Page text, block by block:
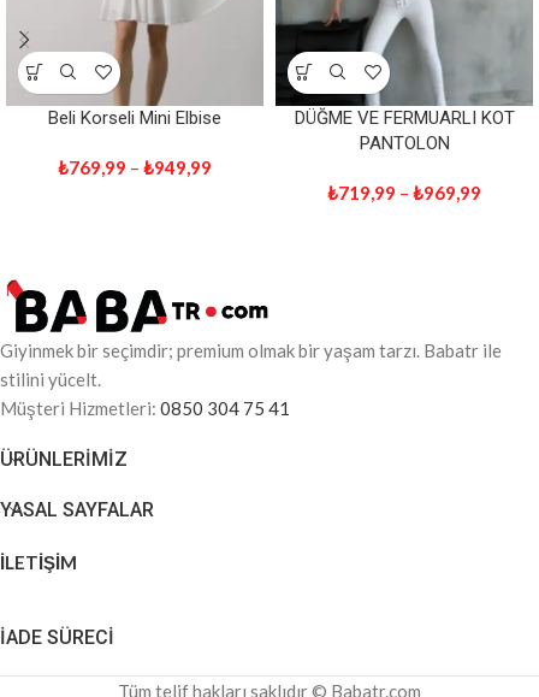
Beli Korseli Mini Elbise
₺769,99 – ₺949,99
DÜĞME VE FERMUARLI KOT
PANTOLON
₺719,99 – ₺969,99
Giyinmek bir seçimdir; premium olmak bir yaşam tarzı. Babatr ile
stilini yücelt.
Müşteri Hizmetleri: 0850 304 75 41
ÜRÜNLERIMIZ
YASAL SAYFALAR
İLETİŞİM
İADE SÜRECİ
Tüm telif hakları saklıdır © Babatr.com